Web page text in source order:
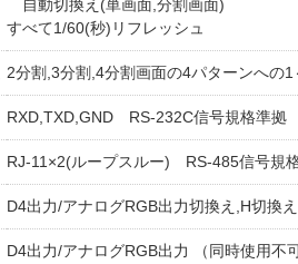
自動切換え(単画面,分割画面)
すべて1/60(秒)リフレッシュ
2分割,3分割,4分割画面の4パターンへの
RXD,TXD,GND RS-232C信号規格準
RJ-11×2(ループスルー) RS-485信号規
D4出力/アナログRGB出力切換え,H切換
D4出力/アナログRGB出力 （同時使用不